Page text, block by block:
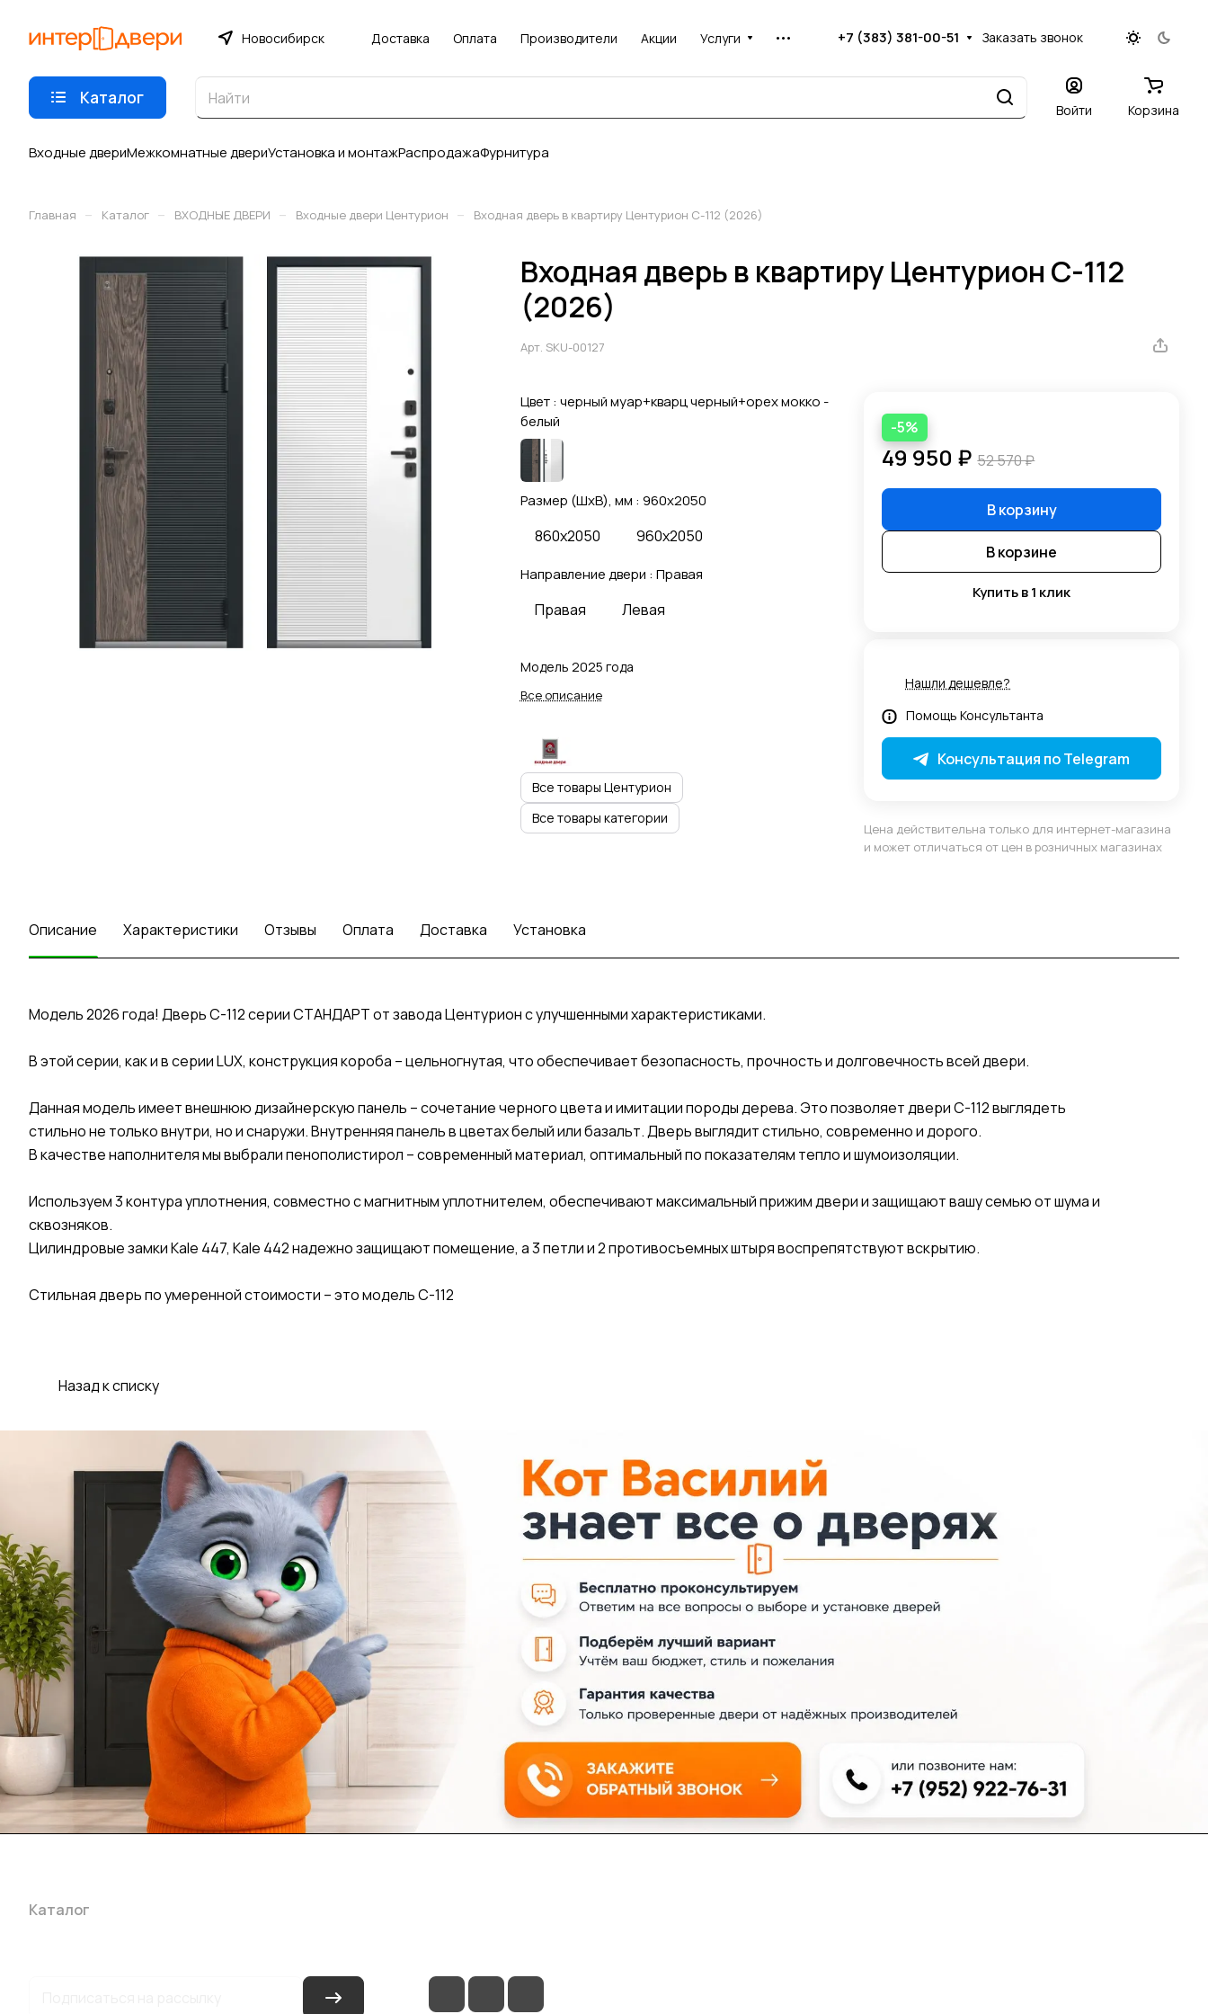
Новосибирск Доставка Оплата Производители Акции Услуги +7 (383) 381-00-51 Заказать звонок
Каталог
Войти Корзина
Входные двериМежкомнатные двериУстановка и монтажРаспродажаФурнитура
Главная – Каталог – ВХОДНЫЕ ДВЕРИ – Входные двери Центурион – Входная дверь в квартиру Центурион С-112 (2026)
Входная дверь в квартиру Центурион С-112
(2026)
Арт. SKU-00127
Цвет : черный муар+кварц черный+орех мокко -
белый
Размер (ШхВ), мм : 960x2050
860x2050 960x2050
Направление двери : Правая
Правая Левая
Модель 2025 года
Все описание
Все товары Центурион
Все товары категории
-5%
49 950 ₽ 52 570 ₽
В корзину
В корзине
Купить в 1 клик
Нашли дешевле?
Помощь Консультанта
Консультация по Telegram
Цена действительна только для интернет-магазина
и может отличаться от цен в розничных магазинах
Описание Характеристики Отзывы Оплата Доставка Установка
Модель 2026 года! Дверь C-112 серии СТАНДАРТ от завода Центурион с улучшенными характеристиками.
В этой серии, как и в серии LUX, конструкция короба – цельногнутая, что обеспечивает безопасность, прочность и долговечность всей двери.
Данная модель имеет внешнюю дизайнерскую панель – сочетание черного цвета и имитации породы дерева. Это позволяет двери С-112 выглядеть
стильно не только внутри, но и снаружи. Внутренняя панель в цветах белый или базальт. Дверь выглядит стильно, современно и дорого.
В качестве наполнителя мы выбрали пенополистирол – современный материал, оптимальный по показателям тепло и шумоизоляции.
Используем 3 контура уплотнения, совместно с магнитным уплотнителем, обеспечивают максимальный прижим двери и защищают вашу семью от шума и
сквозняков.
Цилиндровые замки Kale 447, Kale 442 надежно защищают помещение, а 3 петли и 2 противосъемных штыря воспрепятствуют вскрытию.
Стильная дверь по умеренной стоимости – это модель С-112
Назад к списку
Каталог